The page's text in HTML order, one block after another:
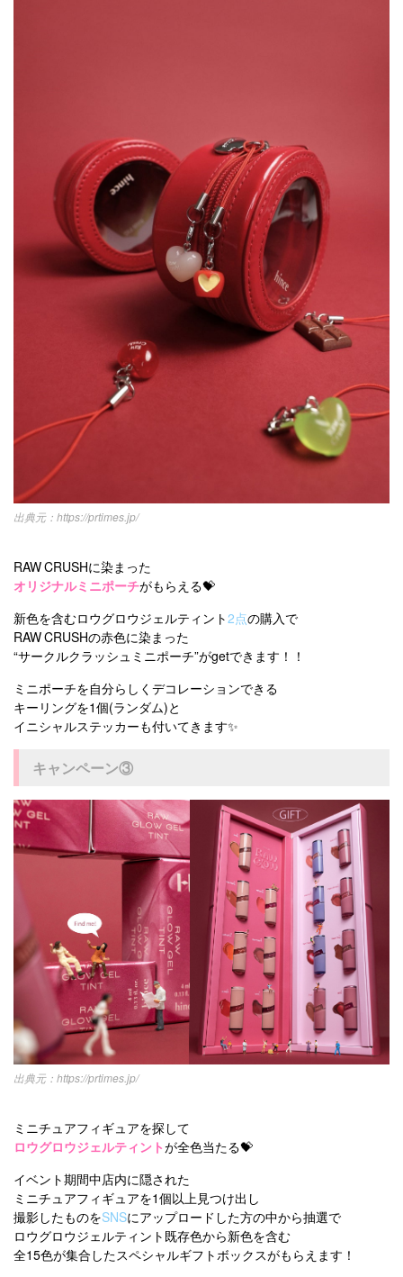
https://prtimes.jp/
RAW CRUSHに染まった
オリジナルミニポーチがもらえる💝
新色を含むロウグロウジェルティント2点の購入で
RAW CRUSHの赤色に染まった
“サークルクラッシュミニポーチ”がgetできます！！
ミニポーチを自分らしくデコレーションできる
キーリングを1個(ランダム)と
イニシャルステッカーも付いてきます✨
キャンペーン③
https://prtimes.jp/
ミニチュアフィギュアを探して
ロウグロウジェルティントが全色当たる💝
イベント期間中店内に隠された
ミニチュアフィギュアを1個以上見つけ出し
撮影したものをSNSにアップロードした方の中から抽選で
ロウグロウジェルティント既存色から新色を含む
全15色が集合したスペシャルギフトボックスがもらえます！